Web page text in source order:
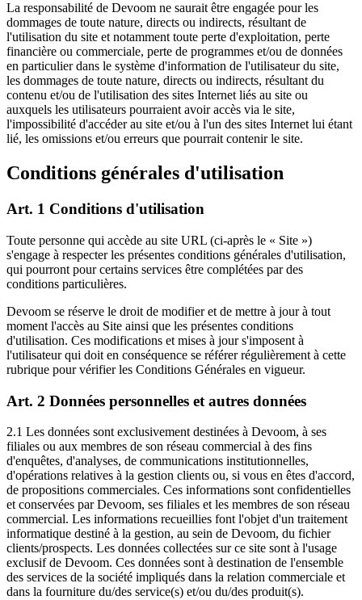
La responsabilité de Devoom ne saurait être engagée pour les
dommages de toute nature, directs ou indirects, résultant de
l'utilisation du site et notamment toute perte d'exploitation, perte
financière ou commerciale, perte de programmes et/ou de données
en particulier dans le système d'information de l'utilisateur du site,
les dommages de toute nature, directs ou indirects, résultant du
contenu et/ou de l'utilisation des sites Internet liés au site ou
auxquels les utilisateurs pourraient avoir accès via le site,
l'impossibilité d'accéder au site et/ou à l'un des sites Internet lui étant
lié, les omissions et/ou erreurs que pourrait contenir le site.
Conditions générales d'utilisation
Art. 1 Conditions d'utilisation
Toute personne qui accède au site URL (ci-après le « Site »)
s'engage à respecter les présentes conditions générales d'utilisation,
qui pourront pour certains services être complétées par des
conditions particulières.
Devoom se réserve le droit de modifier et de mettre à jour à tout
moment l'accès au Site ainsi que les présentes conditions
d'utilisation. Ces modifications et mises à jour s'imposent à
l'utilisateur qui doit en conséquence se référer régulièrement à cette
rubrique pour vérifier les Conditions Générales en vigueur.
Art. 2 Données personnelles et autres données
2.1 Les données sont exclusivement destinées à Devoom, à ses
filiales ou aux membres de son réseau commercial à des fins
d'enquêtes, d'analyses, de communications institutionnelles,
d'opérations relatives à la gestion clients ou, si vous en êtes d'accord,
de propositions commerciales. Ces informations sont confidentielles
et conservées par Devoom, ses filiales et les membres de son réseau
commercial. Les informations recueillies font l'objet d'un traitement
informatique destiné à la gestion, au sein de Devoom, du fichier
clients/prospects. Les données collectées sur ce site sont à l'usage
exclusif de Devoom. Ces données sont à destination de l'ensemble
des services de la société impliqués dans la relation commerciale et
dans la fourniture du/des service(s) et/ou du/des produit(s).